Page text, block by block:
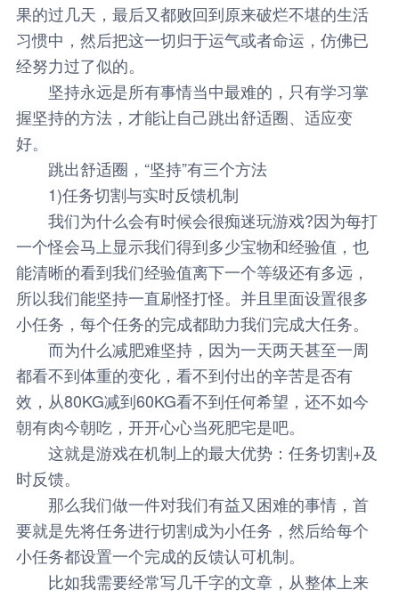
果的过几天，最后又都败回到原来破烂不堪的生活
习惯中，然后把这一切归于运气或者命运，仿佛已
经努力过了似的。
坚持永远是所有事情当中最难的，只有学习掌
握坚持的方法，才能让自己跳出舒适圈、适应变
好。
跳出舒适圈，“坚持”有三个方法
1)任务切割与实时反馈机制
我们为什么会有时候会很痴迷玩游戏?因为每打
一个怪会马上显示我们得到多少宝物和经验值，也
能清晰的看到我们经验值离下一个等级还有多远，
所以我们能坚持一直刷怪打怪。并且里面设置很多
小任务，每个任务的完成都助力我们完成大任务。
而为什么减肥难坚持，因为一天两天甚至一周
都看不到体重的变化，看不到付出的辛苦是否有
效，从80KG减到60KG看不到任何希望，还不如今
朝有肉今朝吃，开开心心当死肥宅是吧。
这就是游戏在机制上的最大优势：任务切割+及
时反馈。
那么我们做一件对我们有益又困难的事情，首
要就是先将任务进行切割成为小任务，然后给每个
小任务都设置一个完成的反馈认可机制。
比如我需要经常写几千字的文章，从整体上来